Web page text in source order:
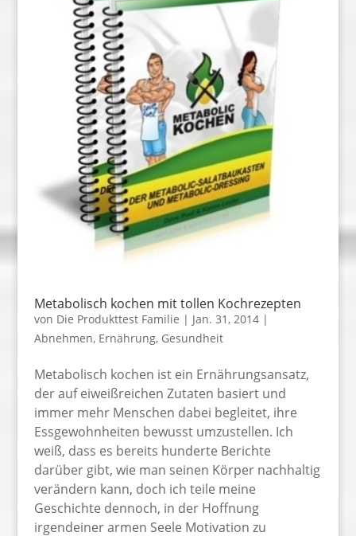
Metabolisch kochen mit tollen Kochrezepten
von Die Produkttest Familie | Jan. 31, 2014|
Abnehmen, Ernährung, Gesundheit
Metabolisch kochen ist ein Ernährungsansatz,
der auf eiweißreichen Zutaten basiert und
immer mehr Menschen dabei begleitet, ihre
Essgewohnheiten bewusst umzustellen. Ich
weiß, dass es bereits hunderte Berichte
darüber gibt, wie man seinen Körper nachhaltig
verändern kann, doch ich teile meine
Geschichte dennoch, in der Hoffnung
irgendeiner armen Seele Motivation zu